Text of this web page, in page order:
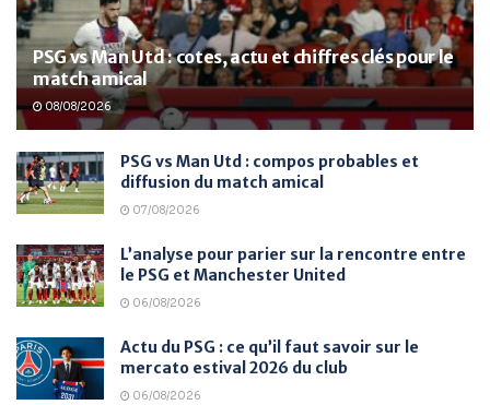
PSG vs Man Utd : cotes, actu et chiffres clés pour le
match amical
08/08/2026
PSG vs Man Utd : compos probables et
diffusion du match amical
07/08/2026
L’analyse pour parier sur la rencontre entre
le PSG et Manchester United
06/08/2026
Actu du PSG : ce qu’il faut savoir sur le
mercato estival 2026 du club
06/08/2026